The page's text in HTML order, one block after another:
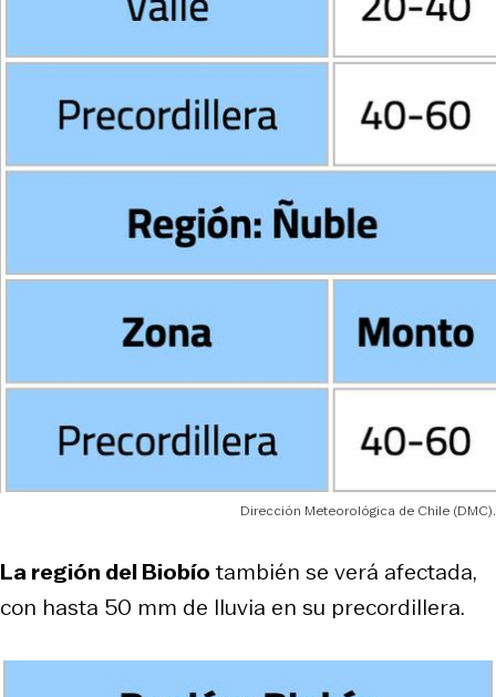
Dirección Meteorológica de Chile (DMC).
La región del Biobíotambién se verá afectada,
con hasta 50 mm de lluvia en su precordillera.